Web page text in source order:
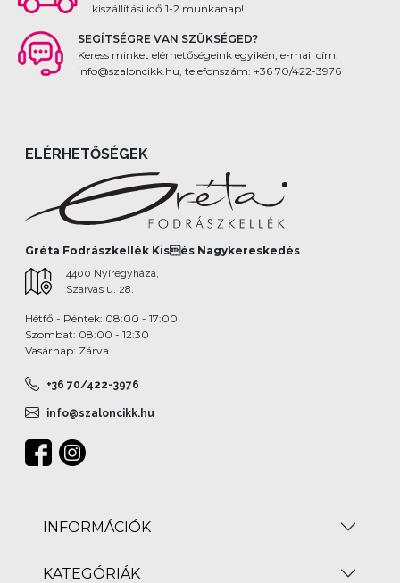
kiszállítási idő 1-2 munkanap!
SEGÍTSÉGRE VAN SZÜKSÉGED?
Keress minket elérhetőségeink egyikén, e-mail cím:
info@szaloncikk.hu, telefonszám: +36 70/422-3976
ELÉRHETŐSÉGEK
Gréta Fodrászkellék Kisés Nagykereskedés
4400 Nyíregyháza,
Szarvas u. 28.
Hétfő - Péntek: 08:00 - 17:00
Szombat: 08:00 - 12:30
Vasárnap: Zárva
+36 70/422-3976
info@szaloncikk.hu
INFORMÁCIÓK
KATEGÓRIÁK